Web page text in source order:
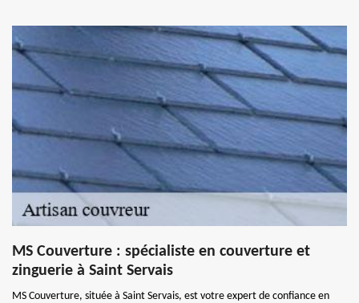
MS Couverture : spécialiste en couverture et
zinguerie à Saint Servais
MS Couverture, située à Saint Servais, est votre expert de confiance en